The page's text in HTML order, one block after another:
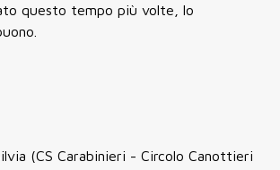
questo tempo più volte, lo
(CS Carabinieri - Circolo Canottieri